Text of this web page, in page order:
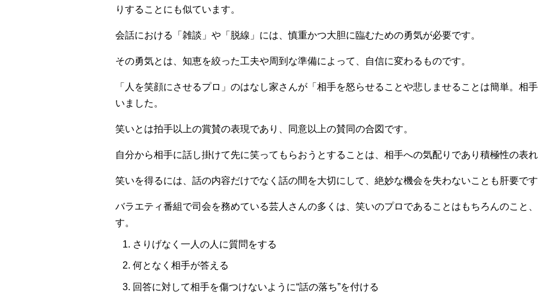
りすることにも似ています。
会話における「雑談」や「脱線」には、慎重かつ大胆に臨むための勇気が必要です。
その勇気とは、知恵を絞った工夫や周到な準備によって、自信に変わるものです。
「人を笑顔にさせるプロ」のはなし家さんが「相手を怒らせることや悲しませることは簡単。相
いました。
笑いとは拍手以上の賞賛の表現であり、同意以上の賛同の合図です。
自分から相手に話し掛けて先に笑ってもらおうとすることは、相手への気配りであり積極性の表れ
笑いを得るには、話の内容だけでなく話の間を大切にして、絶妙な機会を失わないことも肝要です
バラエティ番組で司会を務めている芸人さんの多くは、笑いのプロであることはもちろんのこと
す。
さりげなく一人の人に質問をする
何となく相手が答える
回答に対して相手を傷つけないように“話の落ち”を付ける